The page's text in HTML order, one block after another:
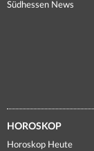
Südhessen News
HOROSKOP
Horoskop Heute